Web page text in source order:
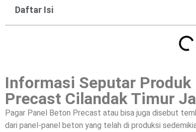
Daftar Isi
Informasi Seputar Produk
Precast Cilandak Timur
Pagar Panel Beton Precast atau bisa juga disebut
dari panel-panel beton yang telah di produksi